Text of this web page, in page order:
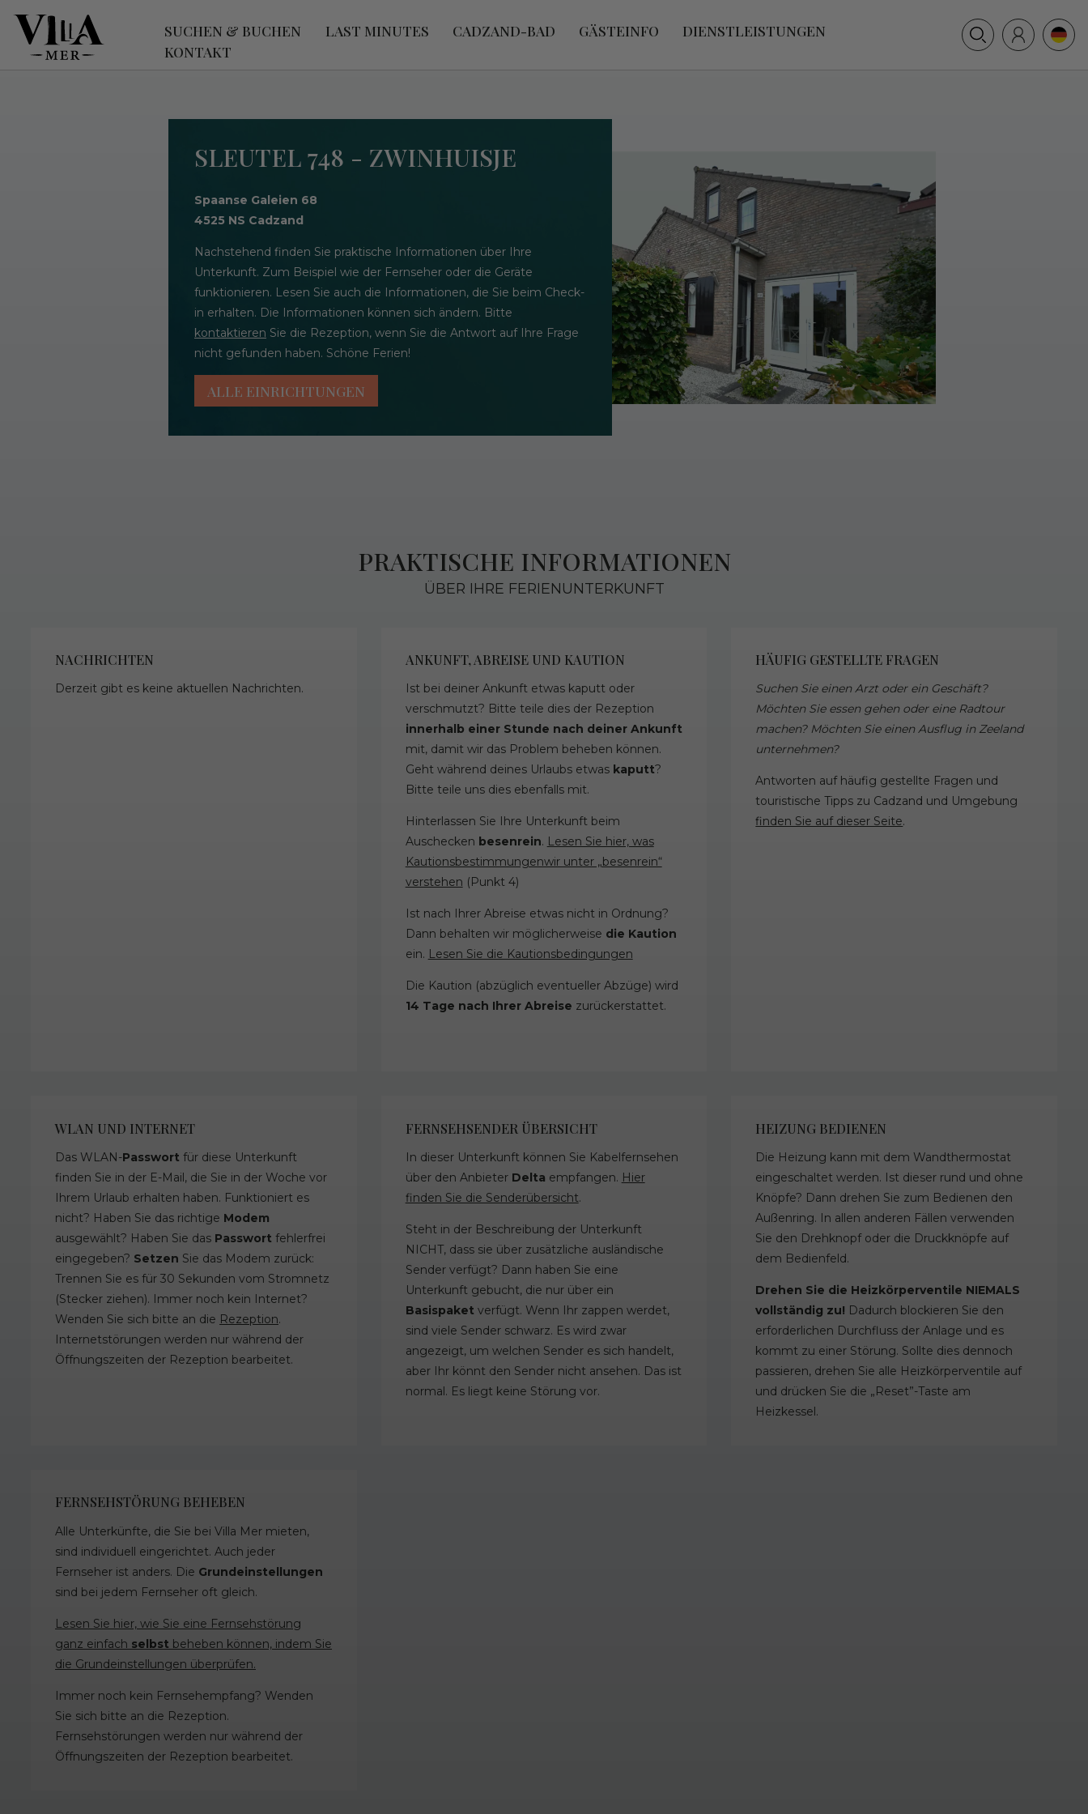
SUCHEN & BUCHEN LAST MINUTES CADZAND-BAD GÄSTEINFO
DIENSTLEISTUNGEN
KONTAKT
SLEUTEL 748 - ZWINHUISJE
Spaanse Galeien 68
4525 NS Cadzand
Nachstehend finden Sie praktische Informationen über Ihre
Unterkunft. Zum Beispiel wie der Fernseher oder die Geräte
funktionieren. Lesen Sie auch die Informationen, die Sie beim Check-
in erhalten. Die Informationen können sich ändern. Bitte
kontaktieren Sie die Rezeption, wenn Sie die Antwort auf Ihre Frage
nicht gefunden haben. Schöne Ferien!
ALLE EINRICHTUNGEN
PRAKTISCHE INFORMATIONEN
ÜBER IHRE FERIENUNTERKUNFT
NACHRICHTEN
Derzeit gibt es keine aktuellen Nachrichten.
ANKUNFT, ABREISE UND KAUTION
Ist bei deiner Ankunft etwas kaputt oder
verschmutzt? Bitte teile dies der Rezeption
innerhalb einer Stunde nach deiner Ankunft
mit, damit wir das Problem beheben können.
Geht während deines Urlaubs etwas kaputt?
Bitte teile uns dies ebenfalls mit.
Hinterlassen Sie Ihre Unterkunft beim
Auschecken besenrein. Lesen Sie hier, was
Kautionsbestimmungenwir unter „besenrein“
verstehen (Punkt 4)
Ist nach Ihrer Abreise etwas nicht in Ordnung?
Dann behalten wir möglicherweise die Kaution
ein. Lesen Sie die Kautionsbedingungen
Die Kaution (abzüglich eventueller Abzüge) wird
14 Tage nach Ihrer Abreise zurückerstattet.
HÄUFIG GESTELLTE FRAGEN
Suchen Sie einen Arzt oder ein Geschäft?
Möchten Sie essen gehen oder eine Radtour
machen? Möchten Sie einen Ausflug in Zeeland
unternehmen?
Antworten auf häufig gestellte Fragen und
touristische Tipps zu Cadzand und Umgebung
finden Sie auf dieser Seite.
WLAN UND INTERNET
Das WLAN-Passwort für diese Unterkunft
finden Sie in der E-Mail, die Sie in der Woche vor
Ihrem Urlaub erhalten haben. Funktioniert es
nicht? Haben Sie das richtige Modem
ausgewählt? Haben Sie das Passwort fehlerfrei
eingegeben? Setzen Sie das Modem zurück:
Trennen Sie es für 30 Sekunden vom Stromnetz
(Stecker ziehen). Immer noch kein Internet?
Wenden Sie sich bitte an die Rezeption.
Internetstörungen werden nur während der
Öffnungszeiten der Rezeption bearbeitet.
FERNSEHSENDER ÜBERSICHT
In dieser Unterkunft können Sie Kabelfernsehen
über den Anbieter Delta empfangen. Hier
finden Sie die Senderübersicht.
Steht in der Beschreibung der Unterkunft
NICHT, dass sie über zusätzliche ausländische
Sender verfügt? Dann haben Sie eine
Unterkunft gebucht, die nur über ein
Basispaket verfügt. Wenn Ihr zappen werdet,
sind viele Sender schwarz. Es wird zwar
angezeigt, um welchen Sender es sich handelt,
aber Ihr könnt den Sender nicht ansehen. Das ist
normal. Es liegt keine Störung vor.
HEIZUNG BEDIENEN
Die Heizung kann mit dem Wandthermostat
eingeschaltet werden. Ist dieser rund und ohne
Knöpfe? Dann drehen Sie zum Bedienen den
Außenring. In allen anderen Fällen verwenden
Sie den Drehknopf oder die Druckknöpfe auf
dem Bedienfeld.
Drehen Sie die Heizkörperventile NIEMALS
vollständig zu! Dadurch blockieren Sie den
erforderlichen Durchfluss der Anlage und es
kommt zu einer Störung. Sollte dies dennoch
passieren, drehen Sie alle Heizkörperventile auf
und drücken Sie die „Reset”-Taste am
Heizkessel.
FERNSEHSTÖRUNG BEHEBEN
Alle Unterkünfte, die Sie bei Villa Mer mieten,
sind individuell eingerichtet. Auch jeder
Fernseher ist anders. Die Grundeinstellungen
sind bei jedem Fernseher oft gleich.
Lesen Sie hier, wie Sie eine Fernsehstörung
ganz einfach selbst beheben können, indem Sie
die Grundeinstellungen überprüfen.
Immer noch kein Fernsehempfang? Wenden
Sie sich bitte an die Rezeption.
Fernsehstörungen werden nur während der
Öffnungszeiten der Rezeption bearbeitet.